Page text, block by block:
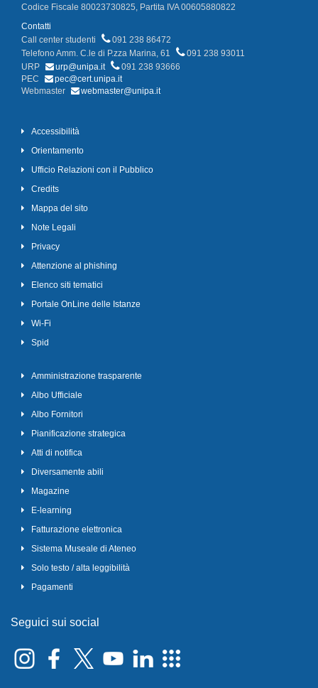
Codice Fiscale 80023730825, Partita IVA 00605880822
Contatti
Call center studenti
091 238 86472
Telefono Amm. C.le di P.zza Marina, 61
091 238 93011
URP
urp@unipa.it
091 238 93666
PEC
pec@cert.unipa.it
Webmaster
webmaster@unipa.it
Accessibilità
Orientamento
Ufficio Relazioni con il Pubblico
Credits
Mappa del sito
Note Legali
Privacy
Attenzione al phishing
Elenco siti tematici
Portale OnLine delle Istanze
Wi-Fi
Spid
Amministrazione trasparente
Albo Ufficiale
Albo Fornitori
Pianificazione strategica
Atti di notifica
Diversamente abili
Magazine
E-learning
Fatturazione elettronica
Sistema Museale di Ateneo
Solo testo / alta leggibilità
Pagamenti
Seguici sui social